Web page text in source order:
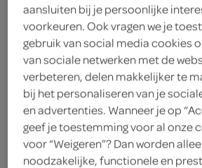
Let op: aanbiedingen zijn niet
producten, maar worden wél
verwerkt in de winkelmand.
aansluiten bij je persoonlijke
voorkeuren. Ook vragen we je
gebruik van social media cookies
van sociale netwerken met de
verbeteren, delen makkelijker te
bij het personaliseren van je
en advertenties. Wanneer je op
geef je toestemming voor al onze
voor “Weigeren”? Dan worden
noodzakelijke, functionele en